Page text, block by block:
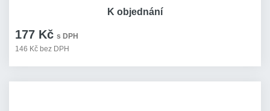
177 Kč s DPH
146 Kč bez DPH
K objednání